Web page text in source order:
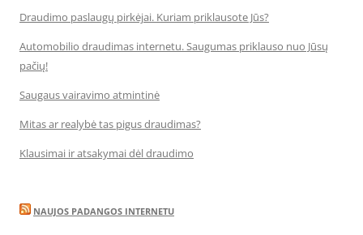
Draudimo paslaugų pirkėjai. Kuriam priklausote Jūs?
Automobilio draudimas internetu. Saugumas priklauso nuo Jūsų
pačių!
Saugaus vairavimo atmintinė
Mitas ar realybė tas pigus draudimas?
Klausimai ir atsakymai dėl draudimo
NAUJOS PADANGOS INTERNETU